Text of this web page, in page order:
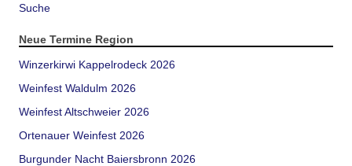
Suche
Neue Termine Region
Winzerkirwi Kappelrodeck 2026
Weinfest Waldulm 2026
Weinfest Altschweier 2026
Ortenauer Weinfest 2026
Burgunder Nacht Baiersbronn 2026